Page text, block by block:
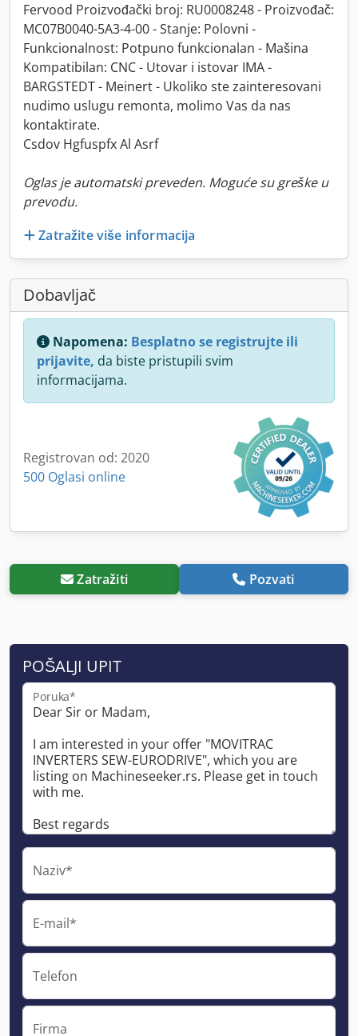
Fervood Proizvođački broj: RU0008248 - Proizvođač:
MC07B0040-5A3-4-00 - Stanje: Polovni -
Funkcionalnost: Potpuno funkcionalan - Mašina
Kompatibilan: CNC - Utovar i istovar IMA -
BARGSTEDT - Meinert - Ukoliko ste zainteresovani
nudimo uslugu remonta, molimo Vas da nas
kontaktirate.
Csdov Hgfuspfx Al Asrf
Oglas je automatski preveden. Moguće su greške u
prevodu.
Zatražite više informacija
Dobavljač
Napomena: Besplatno se registrujte ili
prijavite, da biste pristupili svim
informacijama.
Registrovan od: 2020
500 Oglasi online
Zatražiti Pozvati
POŠALJI UPIT
Poruka*
Naziv*
E-mail*
Telefon
Firma